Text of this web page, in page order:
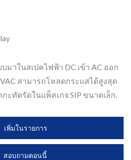
มาในสเปคไฟฟ้า DC เข้า AC ออก
สามารถโหลดกระแสได้สูงสุด
ะทัดรัดในแพ็คเกจ SIP ขนาดเล็ก.
เพิ่มในรายการ
สอบถามตอนนี้